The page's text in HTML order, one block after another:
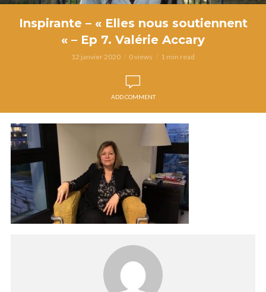
Inspirante – « Elles nous soutiennent
« – Ep 7. Valérie Accary
12 janvier 2020 0 views 1 min read
ADD COMMENT